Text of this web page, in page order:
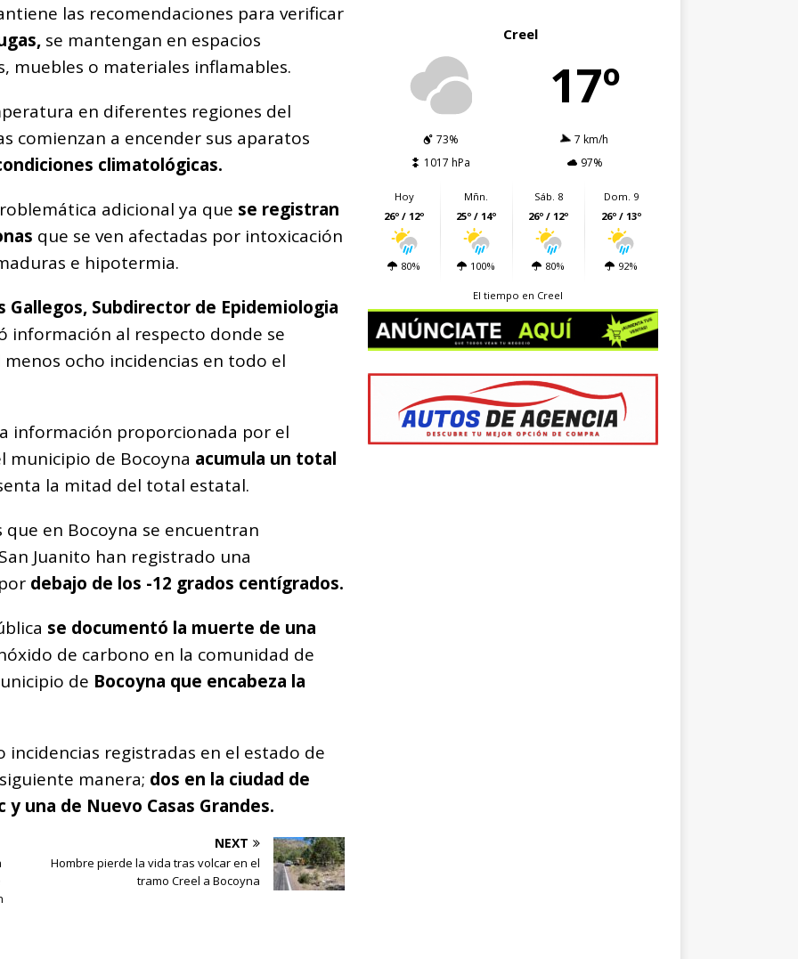
las recomendaciones para verificar
se mantengan en espacios
muebles o materiales inflamables.
en diferentes regiones del
comienzan a encender sus aparatos
climatológicas.
adicional ya que se registran
que se ven afectadas por intoxicación
e hipotermia.
Gallegos, Subdirector de Epidemiologia
información al respecto donde se
ocho incidencias en todo el
información proporcionada por el
municipio de Bocoyna acumula un total
la mitad del total estatal.
en Bocoyna se encuentran
Juanito han registrado una
debajo de los -12 grados centígrados.
se documentó la muerte de una
de carbono en la comunidad de
de Bocoyna que encabeza la
incidencias registradas en el estado de
manera; dos en la ciudad de
una de Nuevo Casas Grandes.
NEXT
Hombre pierde la vida tras volcar en el
tramo Creel a Bocoyna
Creel
17º
73%
7 km/h
1017 hPa
97%
Hoy
26º / 12º
80%
Mñn.
25º / 14º
100%
Sáb. 8
26º / 12º
80%
Dom. 9
26º / 13º
92%
El tiempo en Creel